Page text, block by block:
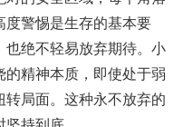
警惕是生存的基本要
绝不轻易放弃期待。小
精神本质，即使处于弱
局面。这种永不放弃的